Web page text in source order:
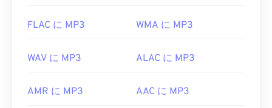
https://mpeg.chiariglione.org/standards/mpeg-
FLAC に MP3 WMA に MP3
WAV に MP3 ALAC に MP3
AMR に MP3 AAC に MP3